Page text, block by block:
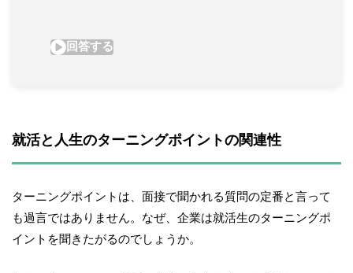
就活と人生のターニングポイントの関連性
ターニングポイントは、面接で聞かれる質問の定番と言って
も過言ではありません。なぜ、企業は就活生のターニングポ
イントを聞きたがるのでしょうか。